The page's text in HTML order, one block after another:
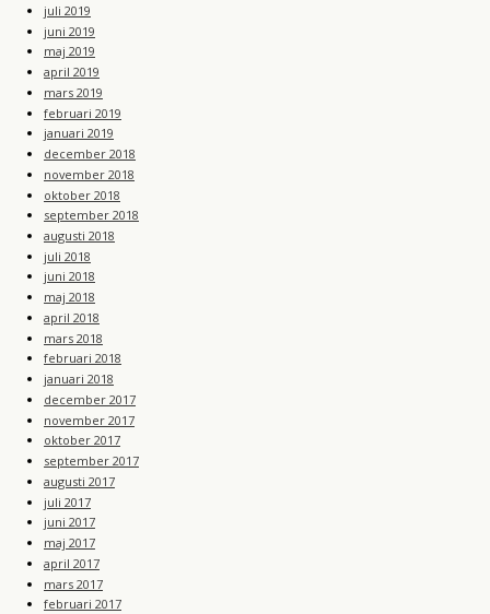
juli 2019
juni 2019
maj 2019
april 2019
mars 2019
februari 2019
januari 2019
december 2018
november 2018
oktober 2018
september 2018
augusti 2018
juli 2018
juni 2018
maj 2018
april 2018
mars 2018
februari 2018
januari 2018
december 2017
november 2017
oktober 2017
september 2017
augusti 2017
juli 2017
juni 2017
maj 2017
april 2017
mars 2017
februari 2017